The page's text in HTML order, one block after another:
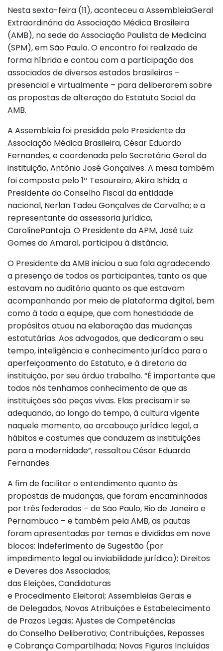
Nesta sexta-feira (11), aconteceu a AssembleiaGeral
Extraordinária da Associação Médica Brasileira
(AMB), na sede da Associação Paulista de Medicina
(SPM), em São Paulo. O encontro foi realizado de
forma híbrida e contou com a participação dos
associados de diversos estados brasileiros –
presencial e virtualmente – para deliberarem sobre
as propostas de alteração do Estatuto Social da
AMB.
A Assembleia foi presidida pelo Presidente da
Associação Médica Brasileira, César Eduardo
Fernandes, e coordenada pelo Secretário Geral da
instituição, Antônio José Gonçalves. A mesa também
foi composta pelo 1º Tesoureiro, Akira Ishida; o
Presidente do Conselho Fiscal da entidade
nacional, Nerlan Tadeu Gonçalves de Carvalho; e a
representante da assessoria jurídica,
CarolinePantoja. O Presidente da APM, José Luiz
Gomes do Amaral, participou à distância.
O Presidente da AMB iniciou a sua fala agradecendo
a presença de todos os participantes, tanto os que
estavam no auditório quanto os que estavam
acompanhando por meio de plataforma digital, bem
como à toda a equipe, que com honestidade de
propósitos atuou na elaboração das mudanças
estatutárias. Aos advogados, que dedicaram o seu
tempo, inteligência e conhecimento jurídico para o
aperfeiçoamento do Estatuto, e à diretoria da
instituição, por seu árduo trabalho. “É importante que
todos nós tenhamos conhecimento de que as
instituições são peças vivas. Elas precisam ir se
adequando, ao longo do tempo, à cultura vigente
naquele momento, ao arcabouço jurídico legal, a
hábitos e costumes que conduzem as instituições
para a modernidade”, ressaltou César Eduardo
Fernandes.
A fim de facilitar o entendimento quanto às
propostas de mudanças, que foram encaminhadas
por três federadas – de São Paulo, Rio de Janeiro e
Pernambuco – e também pela AMB, as pautas
foram apresentadas por temas e divididas em nove
blocos: Indeferimento de Sugestão (por
impedimento legal ou inviabilidade jurídica); Direitos
e Deveres dos Associados;
das Eleições, Candidaturas
e Procedimento Eleitoral; Assembleias Gerais e
de Delegados, Novas Atribuições e Estabelecimento
de Prazos Legais; Ajustes de Competências
do Conselho Deliberativo; Contribuições, Repasses
e Cobrança Compartilhada; Novas Figuras Incluídas